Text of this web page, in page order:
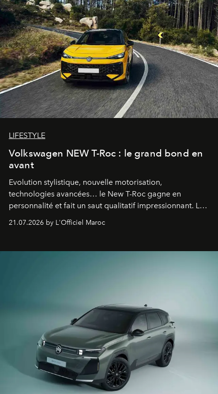
LIFESTYLE
Volkswagen NEW T-Roc : le grand bond en
avant
Evolution stylistique, nouvelle motorisation,
technologies avancées… le New T-Roc gagne en
personnalité et fait un saut qualitatif impressionnant. Le
constructeur allemand a revu en profondeur son SUV
fétiche pour le rendre plus premium. Et le pari semble
21.07.2026 by L'Officiel Maroc